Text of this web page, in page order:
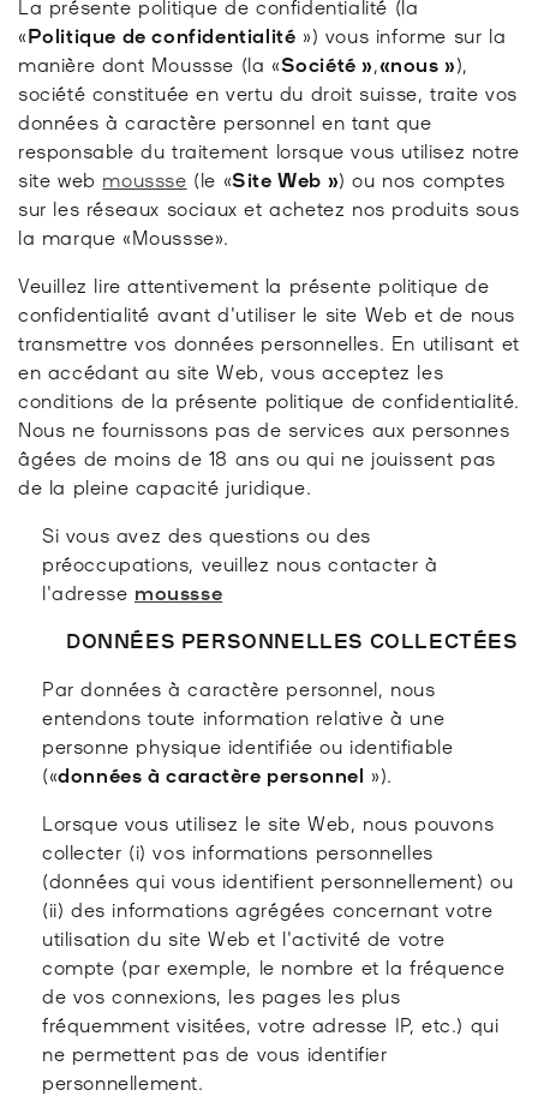
La présente politique de confidentialité (la
«Politique de confidentialité ») vous informe sur la
manière dont Moussse (la «Société »,«nous »),
société constituée en vertu du droit suisse, traite vos
données à caractère personnel en tant que
responsable du traitement lorsque vous utilisez notre
site web moussse (le «Site Web ») ou nos comptes
sur les réseaux sociaux et achetez nos produits sous
la marque «Moussse».
Veuillez lire attentivement la présente politique de
confidentialité avant d'utiliser le site Web et de nous
transmettre vos données personnelles. En utilisant et
en accédant au site Web, vous acceptez les
conditions de la présente politique de confidentialité.
Nous ne fournissons pas de services aux personnes
âgées de moins de 18 ans ou qui ne jouissent pas
de la pleine capacité juridique.
Si vous avez des questions ou des
préoccupations, veuillez nous contacter à
l'adresse moussse
DONNÉES PERSONNELLES COLLECTÉES
Par données à caractère personnel, nous
entendons toute information relative à une
personne physique identifiée ou identifiable
(«données à caractère personnel »).
Lorsque vous utilisez le site Web, nous pouvons
collecter (i) vos informations personnelles
(données qui vous identifient personnellement) ou
(ii) des informations agrégées concernant votre
utilisation du site Web et l'activité de votre
compte (par exemple, le nombre et la fréquence
de vos connexions, les pages les plus
fréquemment visitées, votre adresse IP, etc.) qui
ne permettent pas de vous identifier
personnellement.